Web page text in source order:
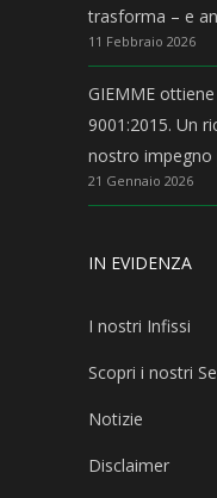
trasforma – e
11 Febbraio 2026
GIEMME
9001:2015. Un
nostro impegno
21 Gennaio 2026
IN EVIDENZA
I nostri Infissi
Scopri i nostri
Notizie
Disclaimer